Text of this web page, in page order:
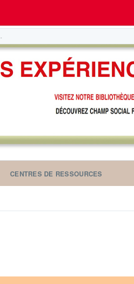
CENTRES DE RESSOURCES